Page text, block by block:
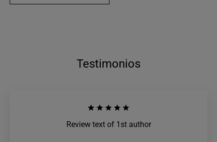
Testimonios
Review text of 1st author